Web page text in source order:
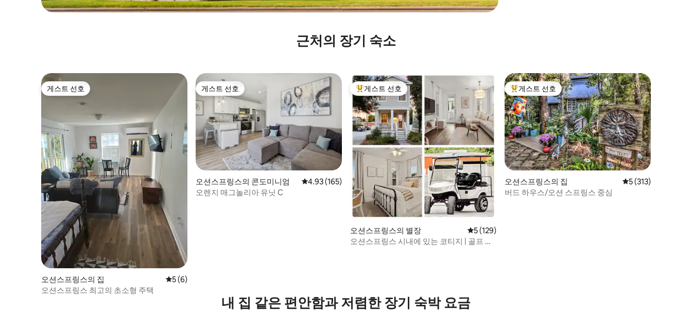
근처의 장기 숙소
게스트 선호
게스트 선호
오션스프링스의 집 평점 5점(5점 만점), 후기 6개
5 (6)
오션스프링스 최고의 초소형 주택
게스트 선호
게스트 선호
오션스프링스의 콘도미니엄 평점 4.93점(5점 만점), 후기 165개
4.93 (165)
오렌지 매그놀리아 유닛 C
상위 게스트 선호
게스트 선호
오션스프링스의 별장 평점 5점(5점 만점), 후기 129개
5 (129)
오션스프링스 시내에 있는 코티지 | 골프 카
상위 게스트 선호
게스트 선호
오션스프링스의 집 평점 5점(5점 만점),
5 (313)
버드 하우스/오션 스프링스 중심
내 집 같은 편안함과 저렴한 장기 숙박 요금